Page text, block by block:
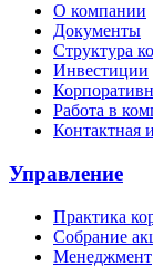
О компании
Документы
Структура
Инвестиции
Работа в
Контактная
Управление
Практика
Собрание
Менеджмент